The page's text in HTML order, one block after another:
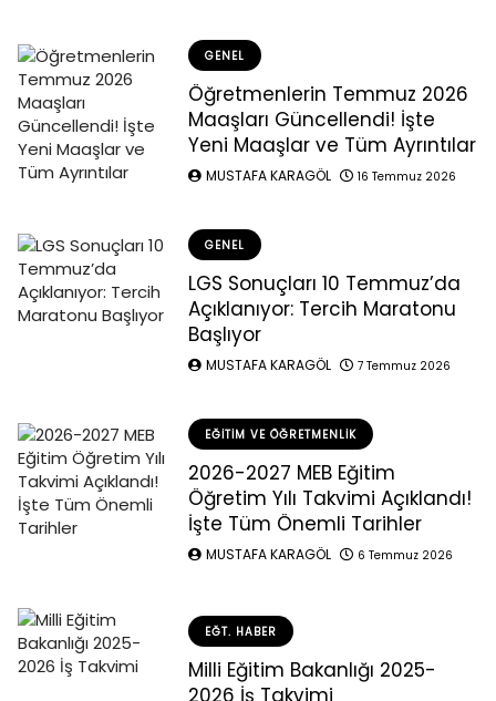
GENEL
Öğretmenlerin Temmuz 2026
Maaşları Güncellendi! İşte
Yeni Maaşlar ve Tüm Ayrıntılar
MUSTAFA KARAGÖL 16 Temmuz 2026
GENEL
LGS Sonuçları 10 Temmuz’da
Açıklanıyor: Tercih Maratonu
Başlıyor
MUSTAFA KARAGÖL 7 Temmuz 2026
EĞITIM VE ÖĞRETMENLIK
2026-2027 MEB Eğitim
Öğretim Yılı Takvimi Açıklandı!
İşte Tüm Önemli Tarihler
MUSTAFA KARAGÖL 6 Temmuz 2026
EĞT. HABER
Milli Eğitim Bakanlığı 2025-
2026 İş Takvimi